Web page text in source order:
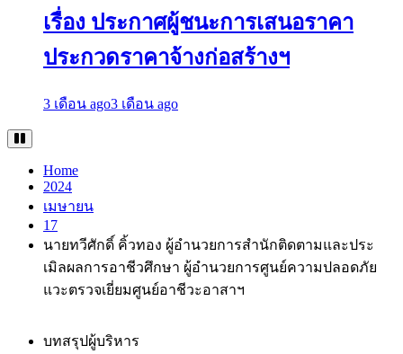
เรื่อง ประกาศผู้ชนะการเสนอราคา
ประกวดราคาจ้างก่อสร้างฯ
3 เดือน ago3 เดือน ago
Home
2024
เมษายน
17
นายทวีศักดิ์ คิ้วทอง ผู้อำนวยการสำนักติดตามและประ
เมิลผลการอาชีวศึกษา ผู้อำนวยการศูนย์ความปลอดภัย
แวะตรวจเยี่ยมศูนย์อาชีวะอาสาฯ
บทสรุปผู้บริหาร